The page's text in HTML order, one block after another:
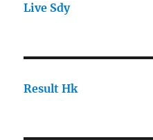
Live Sdy
Result Hk